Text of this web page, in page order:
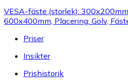
VESA-fäste (storlek):
600x400mm, Placering: Golv,
Priser
Insikter
Prishistorik